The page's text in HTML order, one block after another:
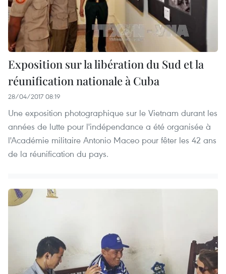
Exposition sur la libération du Sud et la
réunification nationale à Cuba
28/04/2017 08:19
Une exposition photographique sur le Vietnam durant les
années de lutte pour l'indépendance a été organisée à
l'Académie militaire Antonio Maceo pour fêter les 42 ans
de la réunification du pays.